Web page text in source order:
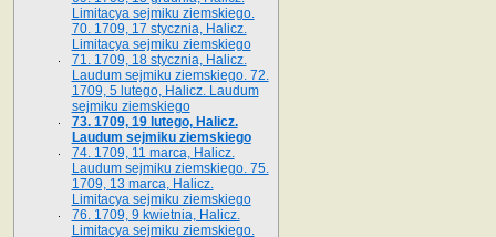
Limitacya sejmiku ziemskiego.
70. 1709, 17 stycznia, Halicz.
Limitacya sejmiku ziemskiego
71. 1709, 18 stycznia, Halicz.
Laudum sejmiku ziemskiego. 72.
1709, 5 lutego, Halicz. Laudum
sejmiku ziemskiego
73. 1709, 19 lutego, Halicz.
Laudum sejmiku ziemskiego
74. 1709, 11 marca, Halicz.
Laudum sejmiku ziemskiego. 75.
1709, 13 marca, Halicz.
Limitacya sejmiku ziemskiego
76. 1709, 9 kwietnia, Halicz.
Limitacya sejmiku ziemskiego.